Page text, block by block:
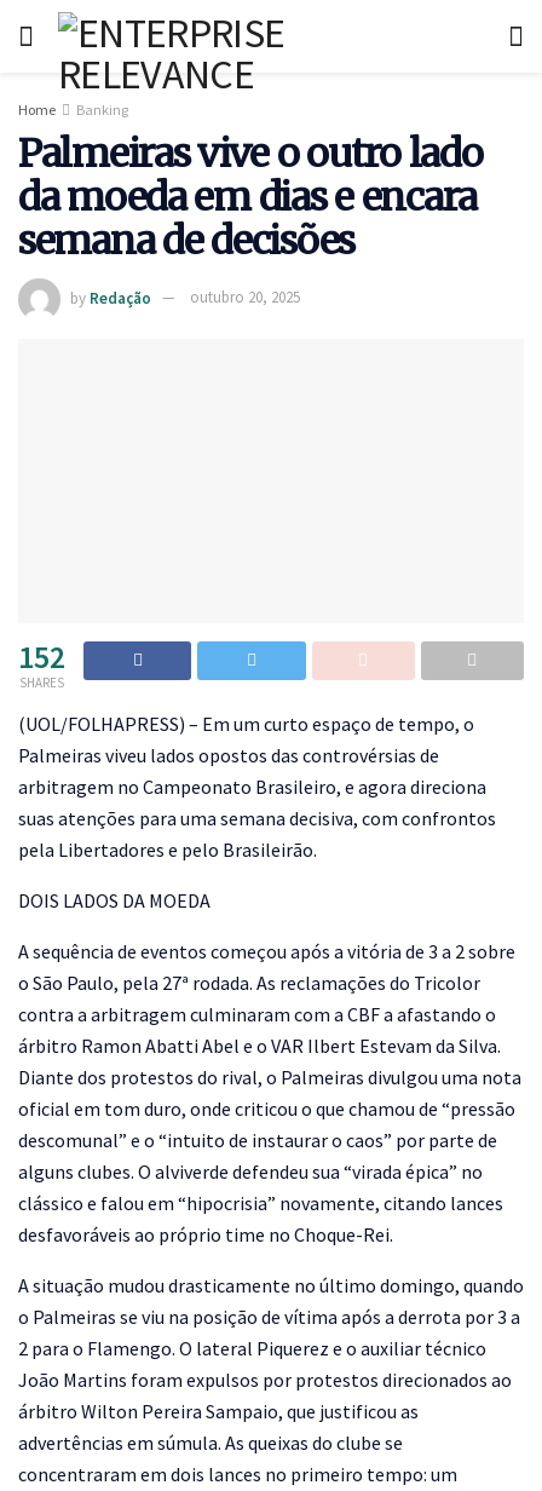
Home Banking
Palmeiras vive o outro lado
da moeda em dias e encara
semana de decisões
by Redação outubro 20, 2025
152
SHARES
(UOL/FOLHAPRESS) – Em um curto espaço de tempo, o
Palmeiras viveu lados opostos das controvérsias de
arbitragem no Campeonato Brasileiro, e agora direciona
suas atenções para uma semana decisiva, com confrontos
pela Libertadores e pelo Brasileirão.
DOIS LADOS DA MOEDA
A sequência de eventos começou após a vitória de 3 a 2 sobre
o São Paulo, pela 27ª rodada. As reclamações do Tricolor
contra a arbitragem culminaram com a CBF a afastando o
árbitro Ramon Abatti Abel e o VAR Ilbert Estevam da Silva.
Diante dos protestos do rival, o Palmeiras divulgou uma nota
oficial em tom duro, onde criticou o que chamou de “pressão
descomunal” e o “intuito de instaurar o caos” por parte de
alguns clubes. O alviverde defendeu sua “virada épica” no
clássico e falou em “hipocrisia” novamente, citando lances
desfavoráveis ao próprio time no Choque-Rei.
A situação mudou drasticamente no último domingo, quando
o Palmeiras se viu na posição de vítima após a derrota por 3 a
2 para o Flamengo. O lateral Piquerez e o auxiliar técnico
João Martins foram expulsos por protestos direcionados ao
árbitro Wilton Pereira Sampaio, que justificou as
advertências em súmula. As queixas do clube se
concentraram em dois lances no primeiro tempo: um